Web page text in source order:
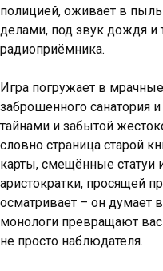
полицией, оживает в
делами, под звук дождя и
радиоприёмника.
Игра погружает в
заброшенного санатория
тайнами и забытой
словно страница старой
карты, смещённые статуи
аристократки, просящей
осматривает – он думает
монологи превращают вас
не просто наблюдателя.